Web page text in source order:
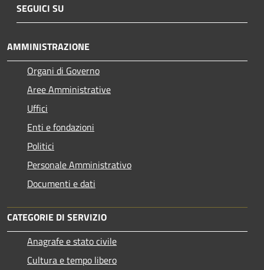
SEGUICI SU
AMMINISTRAZIONE
Organi di Governo
Aree Amministrative
Uffici
Enti e fondazioni
Politici
Personale Amministrativo
Documenti e dati
CATEGORIE DI SERVIZIO
Anagrafe e stato civile
Cultura e tempo libero